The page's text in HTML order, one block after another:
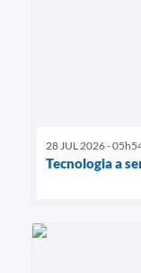
28 JUL 2026 -
Tecnologia a